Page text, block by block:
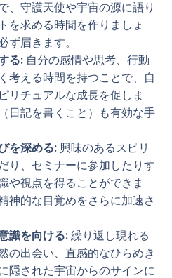
、守護天使や宇宙の源に語り
を求める時間を作りましょ
ず届きます。
る: 自分の感情や思考、行動
考える時間を持つことで、自
リチュアルな成長を促しま
日記を書くこと）も有効な手
を深める: 興味のあるスピリ
り、セミナーに参加したりす
や視点を得ることができま
神的な目覚めをさらに加速さ
識を向ける: 繰り返し現れる
の出会い、直感的なひらめき
隠された宇宙からのサインに